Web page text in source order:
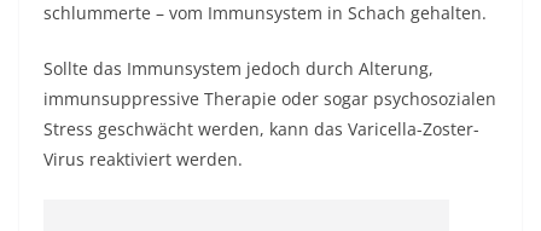
schlummerte – vom Immunsystem in Schach gehalten.
Sollte das Immunsystem jedoch durch Alterung,
immunsuppressive Therapie oder sogar psychosozialen
Stress geschwächt werden, kann das Varicella-Zoster-
Virus reaktiviert werden.